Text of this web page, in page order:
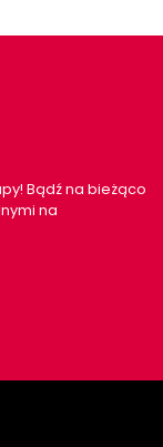
Bądź na bieżąco
na